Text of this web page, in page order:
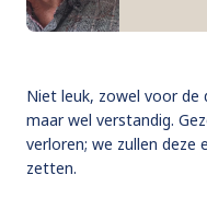
Niet leuk, zowel voor de
maar wel verstandig.
verloren; we zullen deze
zetten.